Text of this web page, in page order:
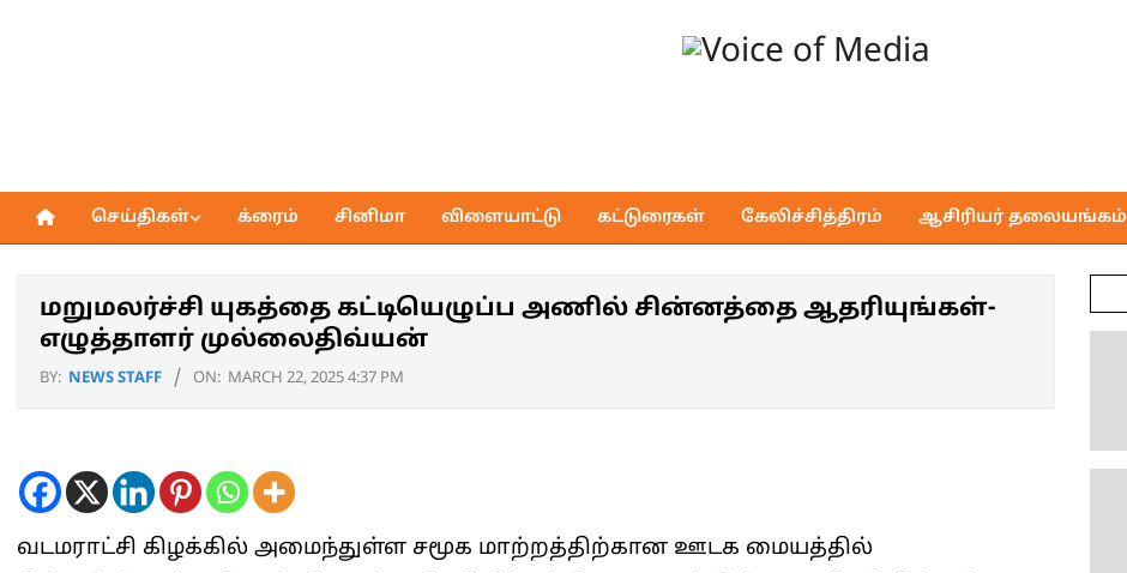
of
Media
Primary
செய்திகள் க்ரைம் சினிமா விளையாட்டு கட்டுரைகள் கேலிச்சித்திரம் ஆசிரியர் தலையங்கம்
மறுமலர்ச்சி யுகத்தை கட்டியெழுப்ப அணில் சின்னத்தை ஆதரியுங்கள்-
எழுத்தாளர் முல்லைதிவ்யன்
BY: NEWS STAFF ON: MARCH 22, 2025 4:37 PM
வடமராட்சி கிழக்கில் அமைந்துள்ள சமூக மாற்றத்திற்கான ஊடக மையத்தில்